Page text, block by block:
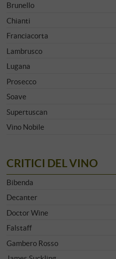
Brunello
Chianti
Franciacorta
Lambrusco
Lugana
Prosecco
Soave
Supertuscan
Vino Nobile
CRITICI DEL VINO
Bibenda
Decanter
Doctor Wine
Falstaff
Gambero Rosso